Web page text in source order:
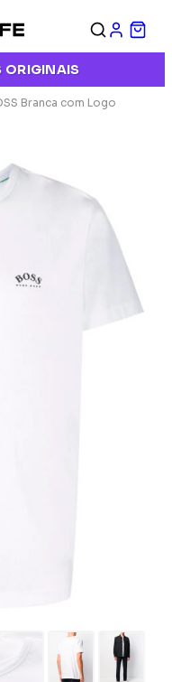
ORIGINAIS
Branca com Logo